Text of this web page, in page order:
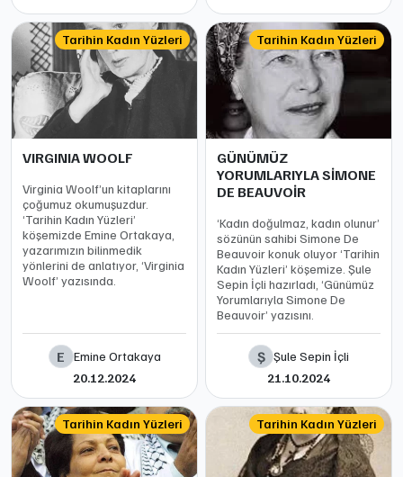
Tarihin Kadın Yüzleri
VIRGINIA WOOLF
Virginia Woolf’un kitaplarını
çoğumuz okumuşuzdur.
‘Tarihin Kadın Yüzleri’
köşemizde Emine Ortakaya,
yazarımızın bilinmedik
yönlerini de anlatıyor, ‘Virginia
Woolf’ yazısında.
E
Emine Ortakaya
20.12.2024
Tarihin Kadın Yüzleri
GÜNÜMÜZ
YORUMLARIYLA SİMONE
DE BEAUVOİR
‘Kadın doğulmaz, kadın olunur’
sözünün sahibi Simone De
Beauvoir konuk oluyor ‘Tarihin
Kadın Yüzleri’ köşemize. Şule
Sepin İçli hazırladı, ‘Günümüz
Yorumlarıyla Simone De
Beauvoir’ yazısını.
Ş Şule Sepin İçli
21.10.2024
Tarihin Kadın Yüzleri Tarihin Kadın Yüzleri